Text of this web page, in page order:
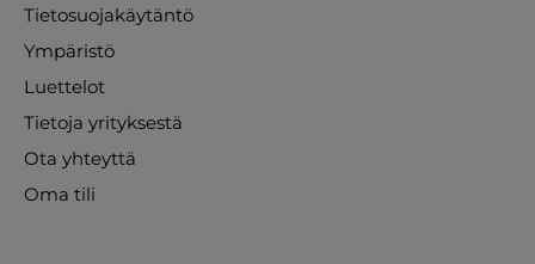
Tietosuojakäytäntö
Ympäristö
Luettelot
Tietoja yrityksestä
Ota yhteyttä
Oma tili